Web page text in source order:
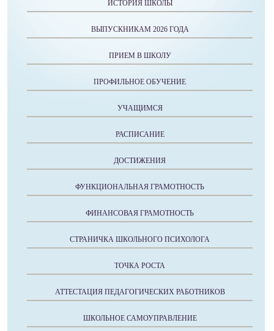
ИСТОРИЯ ШКОЛЫ
ВЫПУСКНИКАМ 2026 ГОДА
ПРИЕМ В ШКОЛУ
ПРОФИЛЬНОЕ ОБУЧЕНИЕ
УЧАЩИМСЯ
РАСПИСАНИЕ
ДОСТИЖЕНИЯ
ФУНКЦИОНАЛЬНАЯ ГРАМОТНОСТЬ
ФИНАНСОВАЯ ГРАМОТНОСТЬ
СТРАНИЧКА ШКОЛЬНОГО ПСИХОЛОГА
ТОЧКА РОСТА
АТТЕСТАЦИЯ ПЕДАГОГИЧЕСКИХ РАБОТНИКОВ
ШКОЛЬНОЕ САМОУПРАВЛЕНИЕ